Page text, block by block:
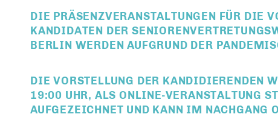
DIE PRÄSENZVERANSTALTUNGEN FÜR DIE
KANDIDATEN DER
BERLIN WERDEN AUFGRUND DER
DIE VORSTELLUNG DER KANDIDIERENDEN
19:00 UHR, ALS ONLINE-VERANSTALTUNG
AUFGEZEICHNET UND KANN IM NACHGANG